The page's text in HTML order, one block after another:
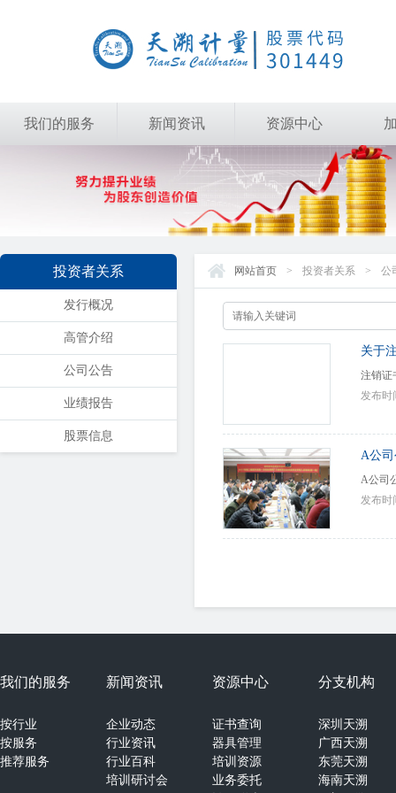
我们的服务 新闻资讯 资源中心
投资者关系
发行概况
高管介绍
公司公告
业绩报告
股票信息
网站首页 > 投资者关系 > 公
关于
注销证
发布时
A公
A公司
发布时
我们的服务
按行业
按服务
推荐服务
新闻资讯
企业动态
行业资讯
行业百科
培训研讨会
资源中心
证书查询
器具管理
培训资源
业务委托
分支机构
深圳天溯
广西天溯
东莞天溯
海南天溯